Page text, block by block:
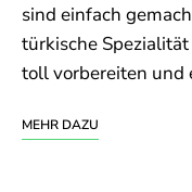
sind einfach
türkische
toll vorbereiten und
MEHR DAZU